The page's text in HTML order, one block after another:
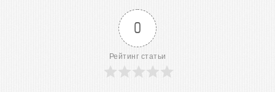
0
Рейтинг статьи